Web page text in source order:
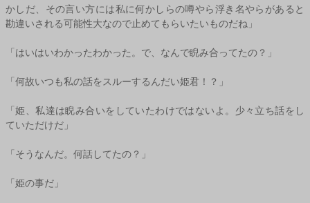
かしだ、その言い方には私に何かしらの噂やら浮き名やらがあると
勘違いされる可能性大なので止めてもらいたいものだね」
「はいはいわかったわかった。で、なんで睨み合ってたの？」
「何故いつも私の話をスルーするんだい姫君！？」
「姫、私達は睨み合いをしていたわけではないよ。少々立ち話をし
ていただけだ」
「そうなんだ。何話してたの？」
「姫の事だ」